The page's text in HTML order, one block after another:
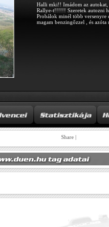
Halli mki!! Imádom az autokat,
Rallye-t!!!!!! Szeretek autozni
Probálok minél több versenyre
magam benzingőzzel , és
Share |